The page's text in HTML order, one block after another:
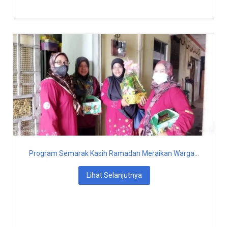
Program Semarak Kasih Ramadan Meraikan Warga...
Lihat Selanjutnya